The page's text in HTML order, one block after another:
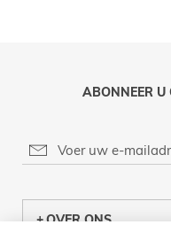
ABONNEER U
OVER ONS